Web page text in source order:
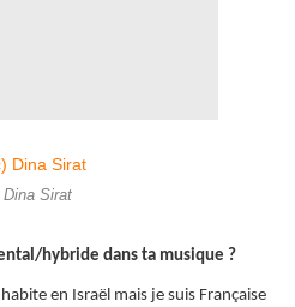
Dina Sirat
hybride dans ta musique ?
en Israël mais je suis Française